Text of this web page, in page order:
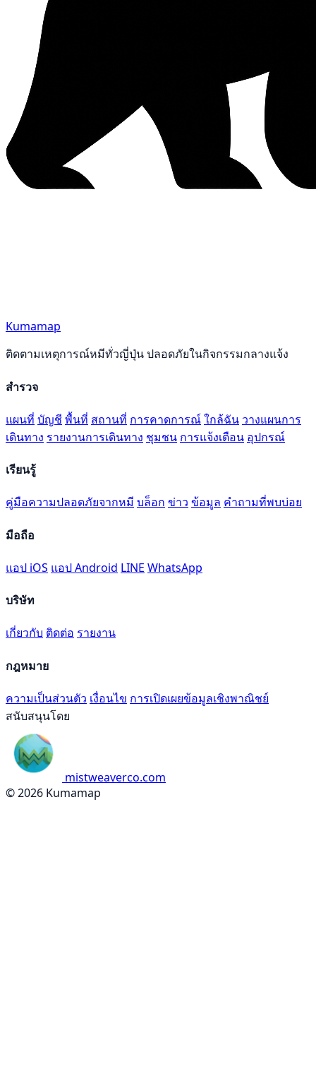
Kumamap
ติดตามเหตุการณ์หมีทั่วญี่ปุ่น ปลอดภัยในกิจกรรมกลางแจ้ง
สำรวจ
แผนที่ บัญชี พื้นที่ สถานที่ การคาดการณ์ใกล้ฉัน วางแผนการ
เดินทาง รายงานการเดินทาง ชุมชน การแจ้งเตือน อุปกรณ์
เรียนรู้
คู่มือความปลอดภัยจากหมี บล็อก ข่าว ข้อมูล คำถามที่พบบ่อย
มือถือ
แอป iOS แอป Android LINE WhatsApp
บริษัท
เกี่ยวกับ ติดต่อ รายงาน
กฎหมาย
ความเป็นส่วนตัว เงื่อนไข การเปิดเผยข้อมูลเชิงพาณิชย์
สนับสนุนโดย
mistweaverco.com
© 2026 Kumamap